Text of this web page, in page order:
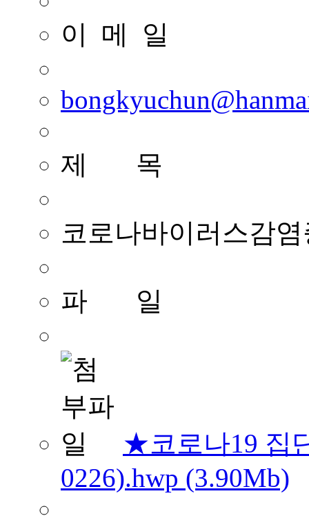
이 메 일
제 목
코로나바이러스감
파 일
★코로나19 집
0226).hwp (3.90Mb)